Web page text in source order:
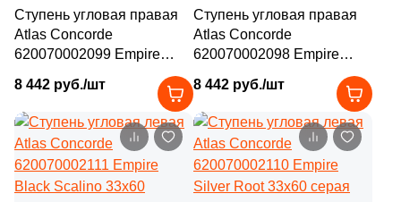
Ступень угловая правая
Atlas Concorde
620070002099 Empire
Arabescato Scalino 33x60
бежевая матовая под
камень
8 442 руб./шт
Ступень угловая правая
Atlas Concorde
620070002098 Empire
Calacatta Diamond Scalino
33x60 бежевая матовая
под камень
8 442 руб./шт